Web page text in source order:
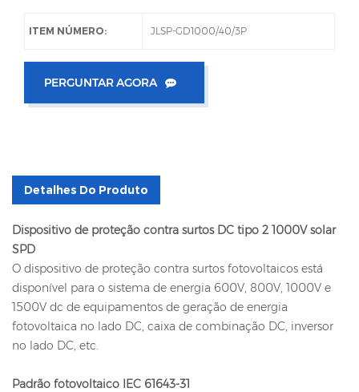
ITEM NÚMERO: JLSP-GD1000/40/3P
PERGUNTAR AGORA
Detalhes Do Produto
Dispositivo de proteção contra surtos DC tipo 2 1000V solar
SPD
O dispositivo de proteção contra surtos fotovoltaicos está
disponível para o sistema de energia 600V, 800V, 1000V e
1500V dc de equipamentos de geração de energia
fotovoltaica no lado DC, caixa de combinação DC, inversor
no lado DC, etc.
Padrão fotovoltaico IEC 61643-31